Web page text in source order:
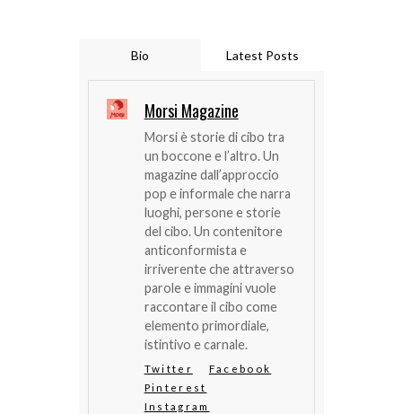
Bio Latest Posts
Morsi Magazine
Morsi è storie di cibo tra
un boccone e l’altro. Un
magazine dall’approccio
pop e informale che narra
luoghi, persone e storie
del cibo. Un contenitore
anticonformista e
irriverente che attraverso
parole e immagini vuole
raccontare il cibo come
elemento primordiale,
istintivo e carnale.
Twitter
Facebook
Pinterest
Instagram